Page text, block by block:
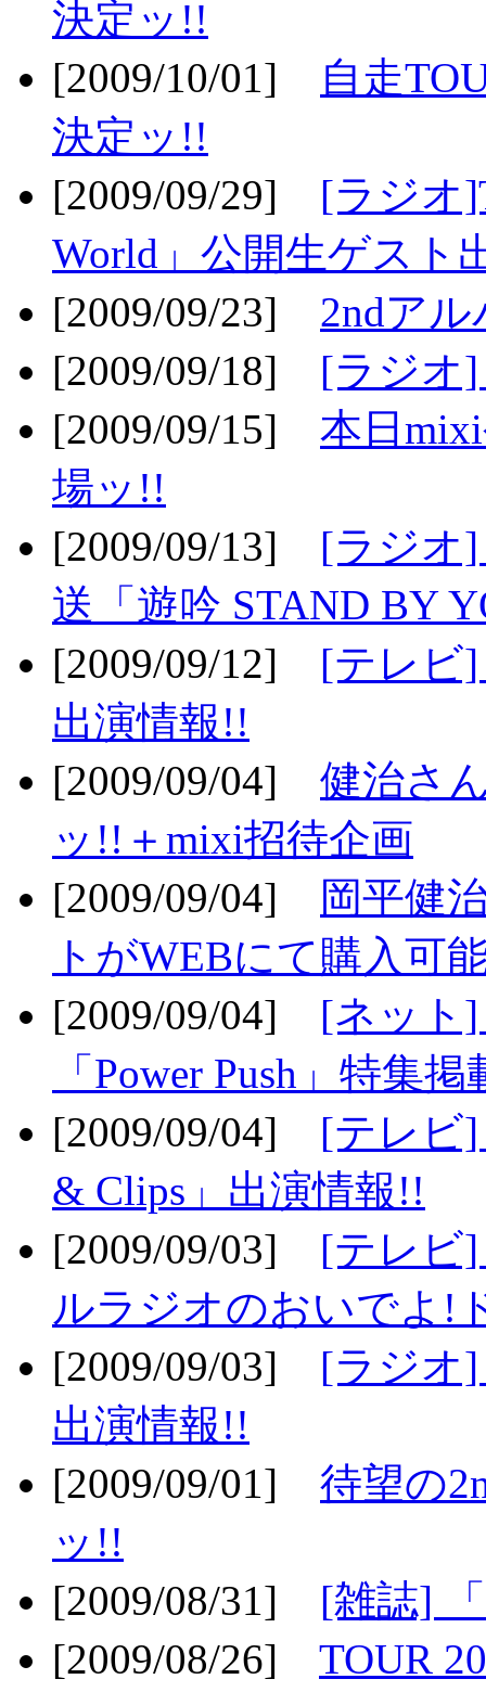
決定ッ!!
[2009/10/01]
自走
決定ッ!!
[2009/09/29] [ラジオ
World」公開生ゲスト
[2009/09/23] 2ndア
[2009/09/18] [ラジオ
[2009/09/15] 本日
場ッ!!
[2009/09/13] [ラジオ]
送「遊吟 STAND BY
[2009/09/12] [テレビ]
出演情報!!
[2009/09/04] 健治さ
ッ!!＋mixi招待企画
[2009/09/04]
岡平健
トがWEBにて購入可
[2009/09/04] [ネット]
「Power Push」特集
[2009/09/04] [テレビ]
& Clips」出演情報!!
[2009/09/03] [テレビ
ルラジオのおいでよ!
[2009/09/03] [ラジオ]
出演情報!!
[2009/09/01] 待望の
ッ!!
[2009/08/31] [雑誌]
[2009/08/26] TOUR